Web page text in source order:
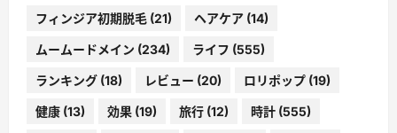
フィンジア初期脱毛 (21) ヘアケア (14)
ムームードメイン (234) ライフ (555)
ランキング (18) レビュー (20) ロリポップ (19)
健康 (13) 効果 (19) 旅行 (12) 時計 (555)